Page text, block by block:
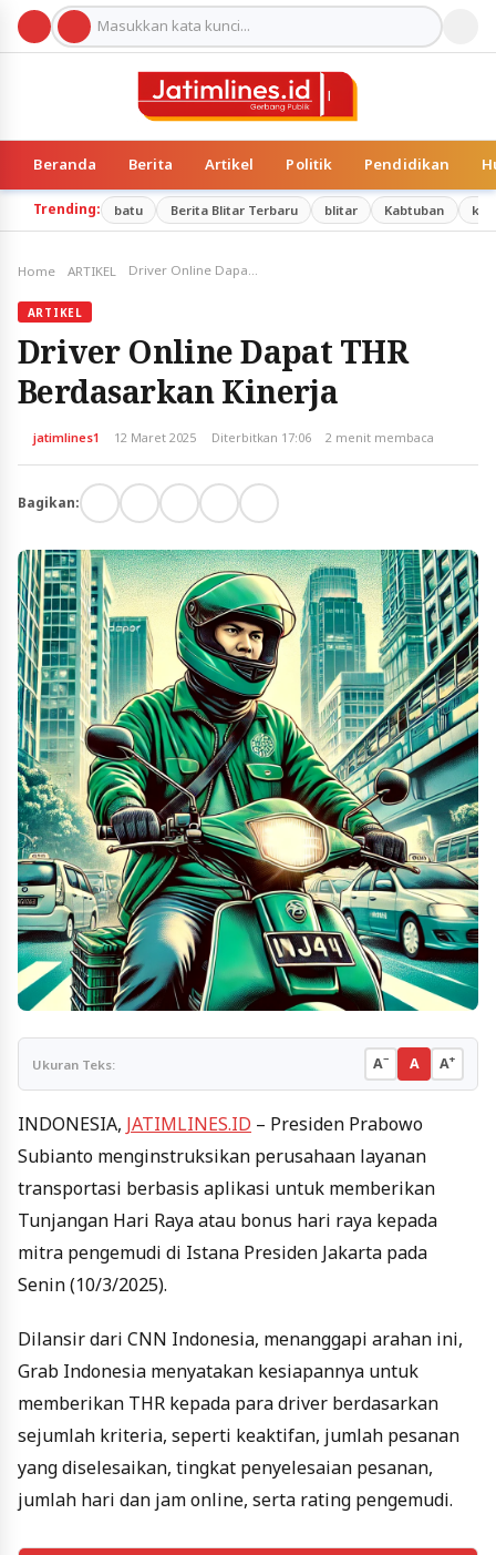
Beranda Berita Artikel Politik Pendidikan
Trending: batu Berita Blitar Terbaru blitar Kabtuban
Home ARTIKEL
ARTIKEL
Driver Online Dapat THR
Berdasarkan Kinerja
jatimlines1 12 Maret 2025 Diterbitkan 17:06 2 menit membaca
Bagikan:
Ukuran Teks: A− A A+
INDONESIA, JATIMLINES.ID – Presiden Prabowo
Subianto menginstruksikan perusahaan layanan
transportasi berbasis aplikasi untuk memberikan
Tunjangan Hari Raya atau bonus hari raya kepada
mitra pengemudi di Istana Presiden Jakarta pada
Senin (10/3/2025).
Dilansir dari CNN Indonesia, menanggapi arahan ini,
Grab Indonesia menyatakan kesiapannya untuk
memberikan THR kepada para driver berdasarkan
sejumlah kriteria, seperti keaktifan, jumlah pesanan
yang diselesaikan, tingkat penyelesaian pesanan,
jumlah hari dan jam online, serta rating pengemudi.